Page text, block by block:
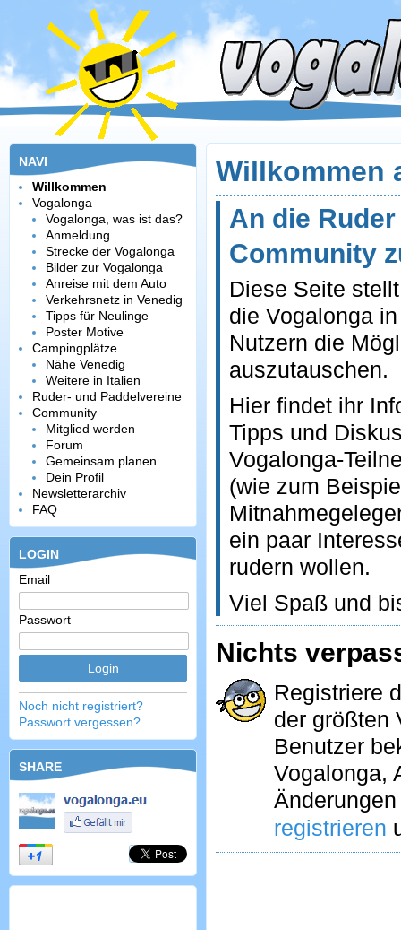
NAVI
Willkommen
Vogalonga
Vogalonga, was ist das?
Anmeldung
Strecke der Vogalonga
Bilder zur Vogalonga
Anreise mit dem Auto
Verkehrsnetz in Venedig
Tipps für Neulinge
Poster Motive
Campingplätze
Nähe Venedig
Weitere in Italien
Ruder- und Paddelvereine
Community
Mitglied werden
Forum
Gemeinsam planen
Dein Profil
Newsletterarchiv
FAQ
LOGIN
Email
Passwort
Noch nicht registriert?
Passwort vergessen?
SHARE
Willkommen
An die
Community
Diese Seite
die Vogalonga
Nutzern die
auszutauschen.
Hier findet ihr
Tipps und
Vogalonga-
(wie zum
ein paar
rudern wollen.
Viel Spaß und
Nichts
Registriere
der größten
Benutzer
Vogalonga,
registrieren